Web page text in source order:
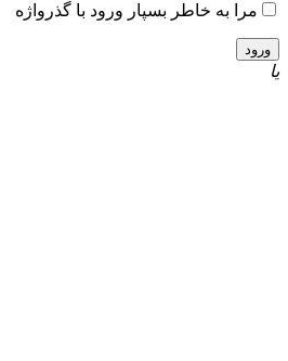
مرا به خاطر بسپار ورود با گذرواژه
یا